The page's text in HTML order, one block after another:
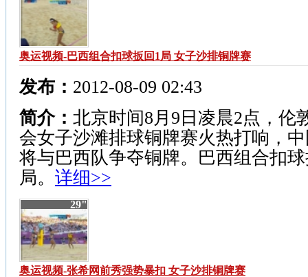
奥运视频-巴西组合扣球扳回1局 女子沙排铜牌赛
发布： 2012-08-09 02:43
简介： 北京时间8月9日凌晨2点，伦
会女子沙滩排球铜牌赛火热打响，
将与巴西队争夺铜牌。巴西组合扣
局。 详细>>
29"
奥运视频-张希网前秀强势暴扣 女子沙排铜牌赛